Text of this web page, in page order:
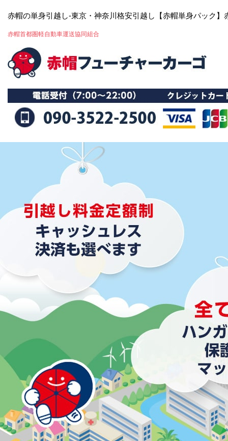
赤帽の単身引越し-東京・神奈川格安引越し【赤帽単身パック】
赤帽首都圏軽自動車運送協同組合